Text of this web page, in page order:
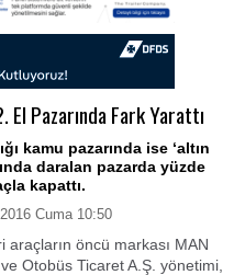
El Pazarında Fark Yarattı
kamu pazarında ise ‘altın
daralan pazarda yüzde
kapattı.
Cuma 10:50
araçların öncü markası MAN
Otobüs Ticaret A.Ş. yönetimi,